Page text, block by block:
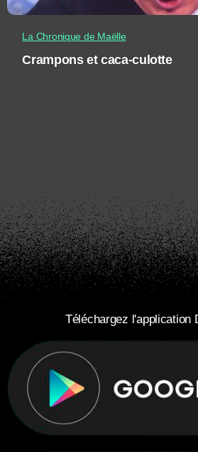
La Chronique de Maëlle
Crampons et caca-culotte
Téléchargez l'application